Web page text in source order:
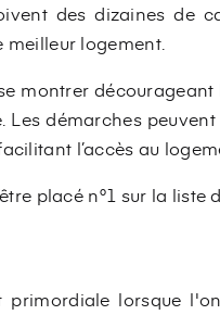
des dizaines de
logement.
montrer décourageant
démarches
l’accès au
placé n°1 sur la liste
primordiale lorsque